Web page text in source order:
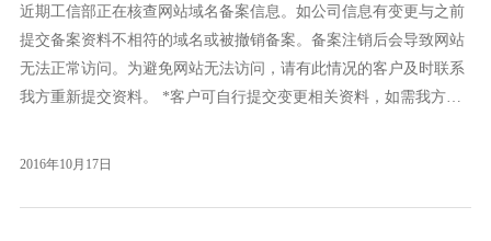
近期工信部正在核查网站域名备案信息。如公司信息有变更与之前
提交备案资料不相符的域名或被撤销备案。备案注销后会导致网站
无法正常访问。为避免网站无法访问，请有此情况的客户及时联系
我方重新提交资料。 *客户可自行提交变更相关资料，如需我方代
2016年10月17日